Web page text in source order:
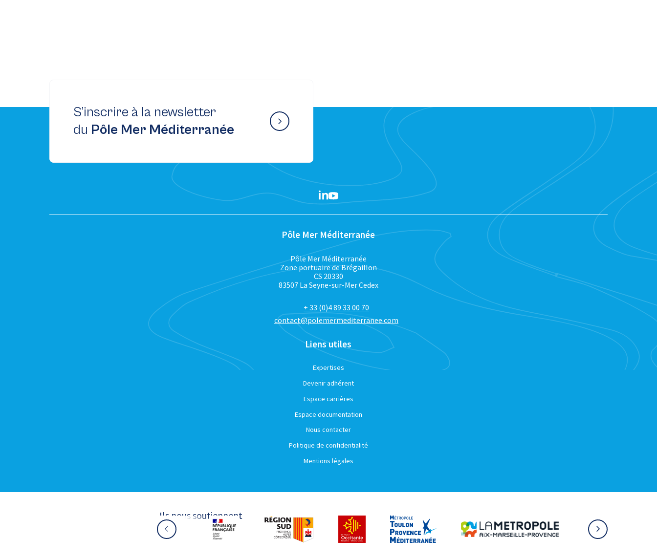
S’inscrire à la newsletter
du Pôle Mer Méditerranée
Pôle Mer Méditerranée
Pôle Mer Méditerranée
Zone portuaire de Brégaillon
CS 20330
83507 La Seyne-sur-Mer Cedex
+ 33 (0)4 89 33 00 70
contact@polemermediterranee.com
Liens utiles
Expertises
Devenir adhérent
Espace carrières
Espace documentation
Nous contacter
Politique de confidentialité
Mentions légales
Ils nous soutiennent